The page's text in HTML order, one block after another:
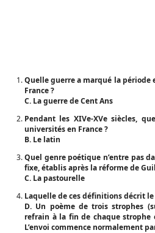
Quelle guerre a marqué la période
France ?
C. La guerre de Cent Ans
Pendant les XIVe-XVe siècles,
universités en France ?
B. Le latin
Quel genre poétique n’entre pas
fixe, établis après la réforme de
C. La pastourelle
Laquelle de ces définitions décrit
D. Un poème de trois strophes
refrain à la fin de chaque
L’envoi commence normalement